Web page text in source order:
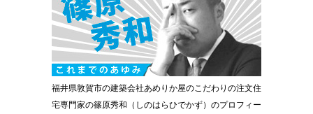
福井県敦賀市の建築会社あめりか屋のこだわりの注文住
宅専門家の篠原秀和（しのはらひでかず）のプロフィー